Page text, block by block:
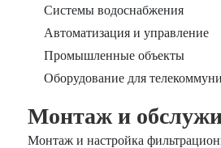
Системы водоснабжения
Автоматизация и управление
Промышленные объекты
Оборудование для
Монтаж и
Монтаж и настройка